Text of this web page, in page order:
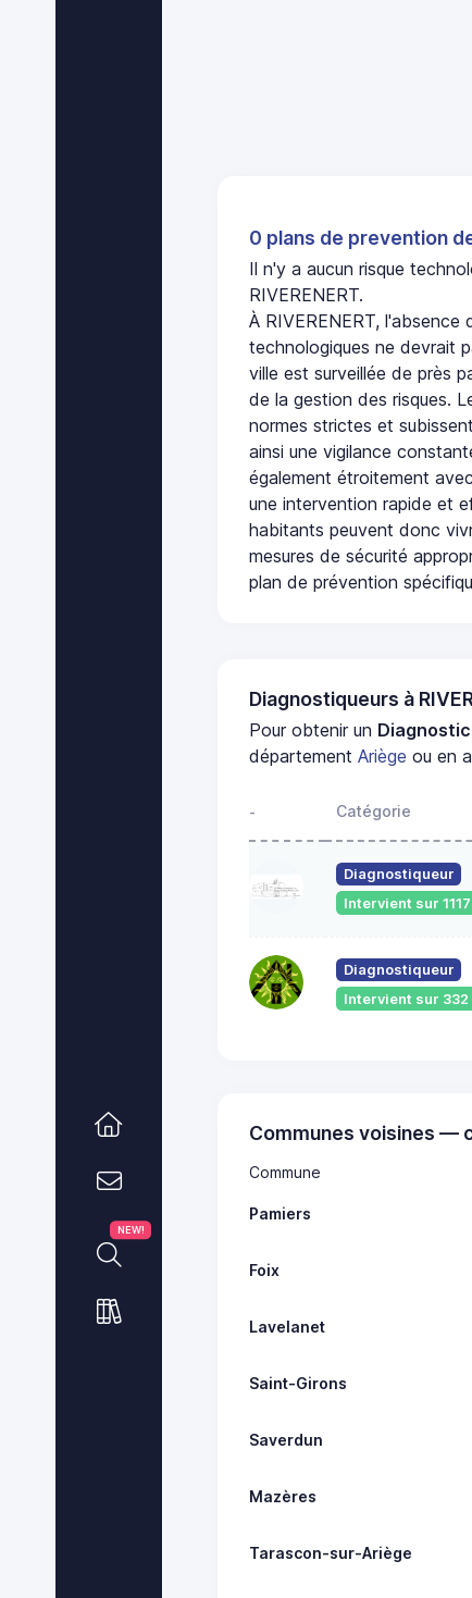
NEW!
0 plans de prevention
Il n'y a aucun risque
RIVERENERT.
À RIVERENERT,
technologiques ne devrait
ville est surveillée de près
de la gestion des risques.
normes strictes et
ainsi une vigilance
également étroitement
une intervention rapide et
habitants peuvent donc
mesures de sécurité
plan de prévention
Diagnostiqueurs à
Pour obtenir un Diagnostic
départementAriège ou en
- Catégorie
Diagnostiqueur
Intervient sur
Diagnostiqueur
Intervient sur 332
Communes voisines —
Commune
Pamiers
Foix
Lavelanet
Saint-Girons
Saverdun
Mazères
Tarascon-sur-Ariège